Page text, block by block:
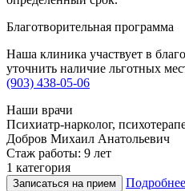
Благотворительная программа
Наша клиника участвует в
уточнить наличие льготных
(903) 438-05-06
Наши врачи
Психиатр-нарколог,
Добров Михаил Анатольевич
Стаж работы: 9 лет
1 категория
Записаться на прием Подробнее